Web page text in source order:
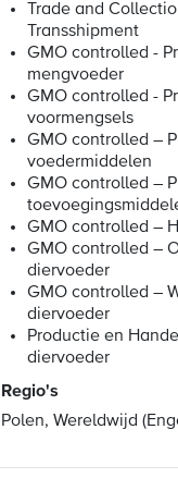
Trade and
Transshipment
GMO controlled -
mengvoeder
GMO controlled -
voormengsels
GMO controlled –
voedermiddelen
GMO controlled –
GMO controlled –
GMO controlled –
diervoeder
GMO controlled –
diervoeder
Productie en
diervoeder
Regio's
Polen, Wereldwijd